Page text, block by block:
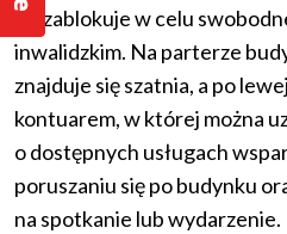
je i zablokuje w celu
inwalidzkim. Na parterze
znajduje się szatnia, a po
kontuarem, w której można
o dostępnych usługach
poruszaniu się po budynku
na spotkanie lub